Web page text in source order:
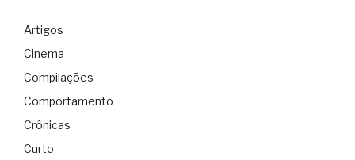
Artigos
Cinema
Compilações
Comportamento
Crônicas
Curto